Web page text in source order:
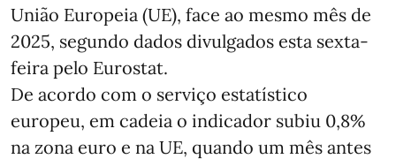
União Europeia (UE), face ao mesmo mês de
2025, segundo dados divulgados esta sexta-
feira pelo Eurostat.
De acordo com o serviço estatístico
europeu, em cadeia o indicador subiu 0,8%
na zona euro e na UE, quando um mês antes